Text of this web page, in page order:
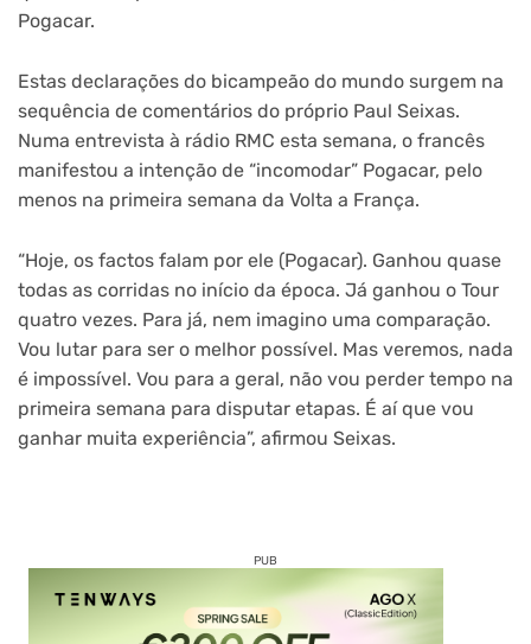
Pogacar.
Estas declarações do bicampeão do mundo surgem na
sequência de comentários do próprio Paul Seixas.
Numa entrevista à rádio RMC esta semana, o francês
manifestou a intenção de “incomodar” Pogacar, pelo
menos na primeira semana da Volta a França.
“Hoje, os factos falam por ele (Pogacar). Ganhou quase
todas as corridas no início da época. Já ganhou o Tour
quatro vezes. Para já, nem imagino uma comparação.
Vou lutar para ser o melhor possível. Mas veremos, nada
é impossível. Vou para a geral, não vou perder tempo na
primeira semana para disputar etapas. É aí que vou
ganhar muita experiência”, afirmou Seixas.
PUB